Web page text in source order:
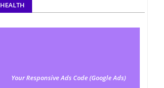
HEALTH
Your Responsive Ads Code (Google Ads)